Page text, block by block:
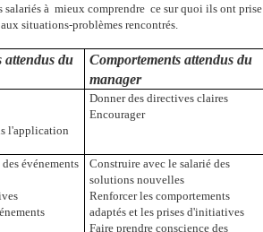
à mieux comprendre ce sur quoi ils ont prise
situations-problèmes rencontrés.
attendus du
Comportements attendus du
manager
l'application
Donner des directives claires
Encourager
événements
Construire avec le salarié des
solutions nouvelles
Renforcer les comportements
adaptés et les prises d'initiatives
Faire prendre conscience des